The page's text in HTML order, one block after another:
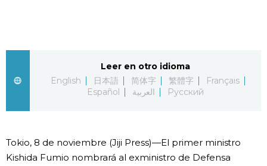
Русский
Vida
Leer en otro idioma
English
日本語 简体字 繁體字
Français
Español
العربية Русский
Tokio, 8 de noviembre (Jiji Press)—El primer ministro
Kishida Fumio nombrará al exministro de Defensa